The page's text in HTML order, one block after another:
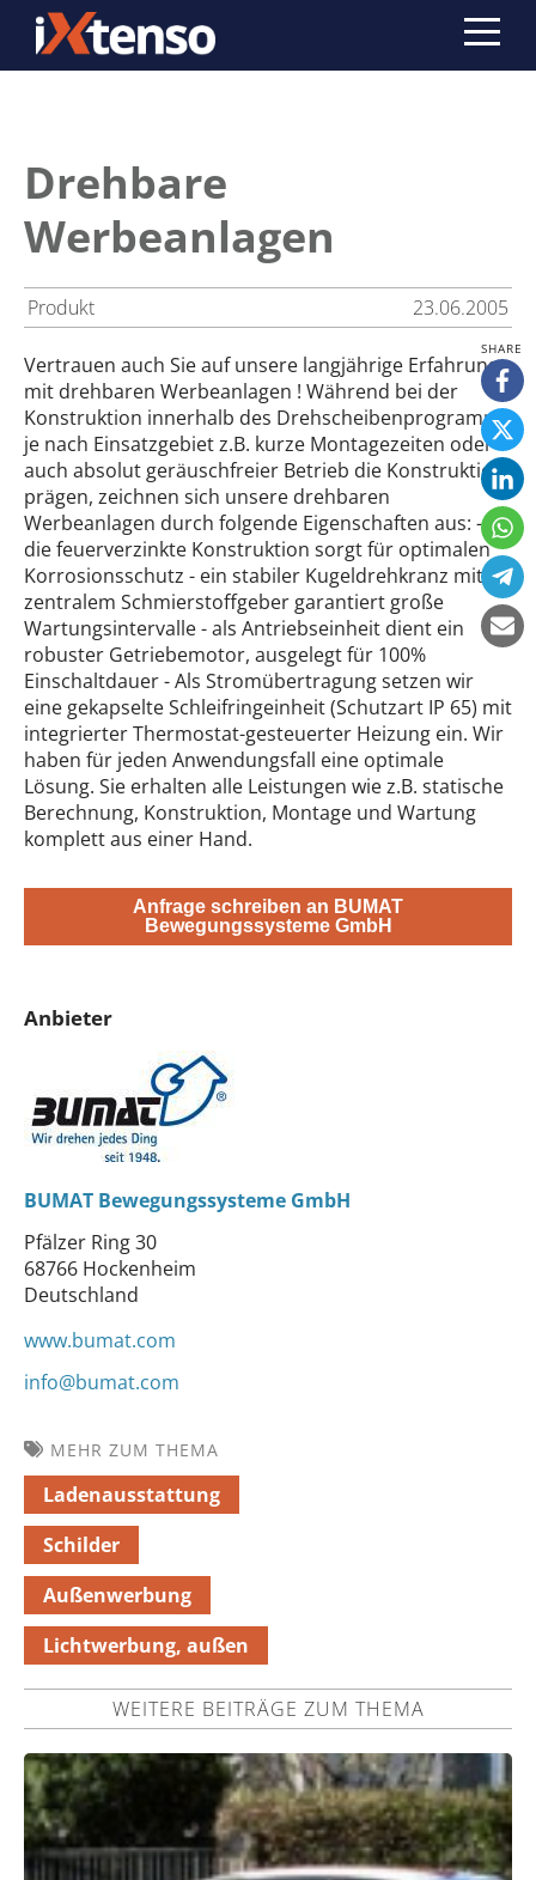
Drehbare
Werbeanlagen
Produkt 23.06.2005
Vertrauen auch Sie auf unsere langjährige Erfahrung
mit drehbaren Werbeanlagen ! Während bei der
Konstruktion innerhalb des Drehscheibenprogramms
je nach Einsatzgebiet z.B. kurze Montagezeiten oder
auch absolut geräuschfreier Betrieb die Konstruktion
prägen, zeichnen sich unsere drehbaren
Werbeanlagen durch folgende Eigenschaften aus: -
die feuerverzinkte Konstruktion sorgt für optimalen
Korrosionsschutz - ein stabiler Kugeldrehkranz mit
zentralem Schmierstoffgeber garantiert große
Wartungsintervalle - als Antriebseinheit dient ein
robuster Getriebemotor, ausgelegt für 100%
Einschaltdauer - Als Stromübertragung setzen wir
eine gekapselte Schleifringeinheit (Schutzart IP 65) mit
integrierter Thermostat-gesteuerter Heizung ein. Wir
haben für jeden Anwendungsfall eine optimale
Lösung. Sie erhalten alle Leistungen wie z.B. statische
Berechnung, Konstruktion, Montage und Wartung
komplett aus einer Hand.
Anfrage schreiben an BUMAT
Bewegungssysteme GmbH
Anbieter
BUMAT Bewegungssysteme GmbH
Pfälzer Ring 30
68766 Hockenheim
Deutschland
www.bumat.com
info@bumat.com
MEHR ZUM THEMA
Ladenausstattung
Schilder
Außenwerbung
Lichtwerbung, außen
WEITERE BEITRÄGE ZUM THEMA